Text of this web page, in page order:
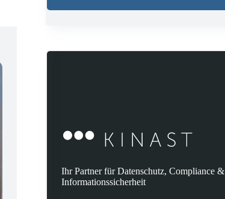
Ihr Partner für Datenschutz, Compliance &
Informationssicherheit